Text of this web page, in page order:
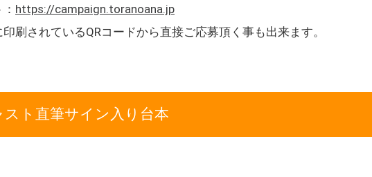
https://campaign.toranoana.jp
刷されているQRコードから直接ご応募頂く事も出来ます。
ト直筆サイン入り台本